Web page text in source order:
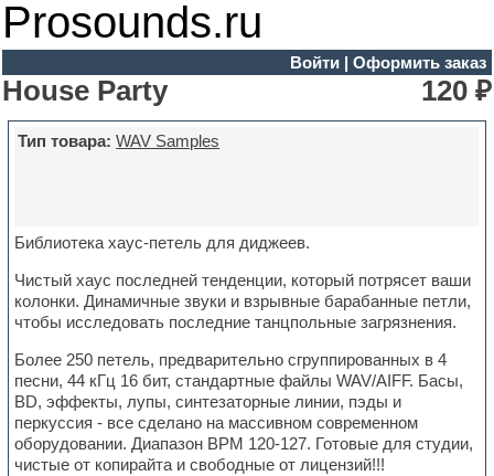
Prosounds.ru
Войти| Оформить заказ
House Party 120 ₽
Тип товара: WAV Samples
Библиотека хаус-петель для диджеев.
Чистый хаус последней тенденции, который потрясет ваши
колонки. Динамичные звуки и взрывные барабанные петли,
чтобы исследовать последние танцпольные загрязнения.
Более 250 петель, предварительно сгруппированных в 4
песни, 44 кГц 16 бит, стандартные файлы WAV/AIFF. Басы,
BD, эффекты, лупы, синтезаторные линии, пэды и
перкуссия - все сделано на массивном современном
оборудовании. Диапазон BPM 120-127. Готовые для студии,
чистые от копирайта и свободные от лицензий!!!